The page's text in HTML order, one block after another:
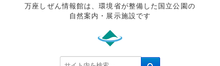
万座しぜん情報館は、環境省が整備した国立公園の
自然案内・展示施設です
検